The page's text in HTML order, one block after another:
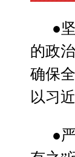
●
的政
确保
以习
●